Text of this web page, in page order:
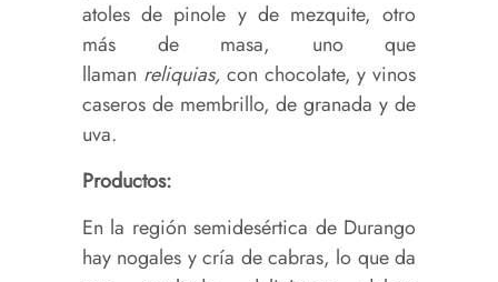
atoles de pinole y de mezquite, otro
más de masa, uno que
llaman reliquias, con chocolate, y vinos
caseros de membrillo, de granada y de
uva.
Productos:
En la región semidesértica de Durango
hay nogales y cría de cabras, lo que da